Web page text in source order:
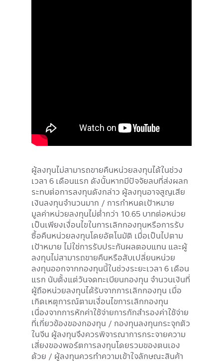
ผู้ลงทุนไม่สามารถขายคืนหน่วยลงทุนได้ในช่วง
เวลา 6 เดือนแรก ดังนั้นหากมีปัจจัยลบที่ส่งผลก
ระทบต่อการลงทุนดังกล่าว ผู้ลงทุนอาจสูญเสีย
เงินลงทุนจำนวนมาก / การกำหนดเป้าหมาย
มูลค่าหน่วยลงทุนไม่ต่ำกว่า 10.65 บาทต่อหน่วย
เป็นเพียงเงื่อนไขในการเลิกกองทุนหรือการรับ
ซื้อคืนหน่วยลงทุนโดยอัตโนมัติ เมื่อเป็นไปตาม
เป้าหมาย ไม่ใช่การรับประกันผลตอบแทน และผู้
ลงทุนไม่สามารถขายคืนหรือสับเปลี่ยนหน่วย
ลงทุนออกจากกองทุนนี้ในช่วงระยะเวลา 6 เดือน
แรก นับตั้งแต่วันจดทะเบียนกองทุน จำนวนเงินที่
ผู้ถือหน่วยลงทุนได้รับจากการเลิกกองทุน เมื่อ
เกิดเหตุการณ์ตามเงื่อนไขการเลิกกองทุน
เนื่องจากการหักค่าใช้จ่ายการกักสำรองค่าใช้จ่าย
ที่เกี่ยวข้องของกองทุน / กองทุนลงทุนกระจุกตัว
ในจีน ผู้ลงทุนจึงควรพิจารณาการกระจายความ
เสี่ยงของพอร์ตการลงทุนโดยรวมของตนเอง
ด้วย / ผู้ลงทุนควรทำความเข้าใจลักษณะสินค้า